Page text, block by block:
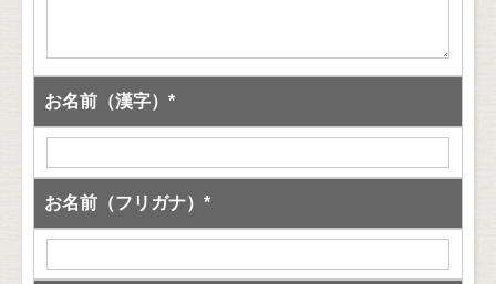
お名前（漢字）*
お名前（フリガナ）*